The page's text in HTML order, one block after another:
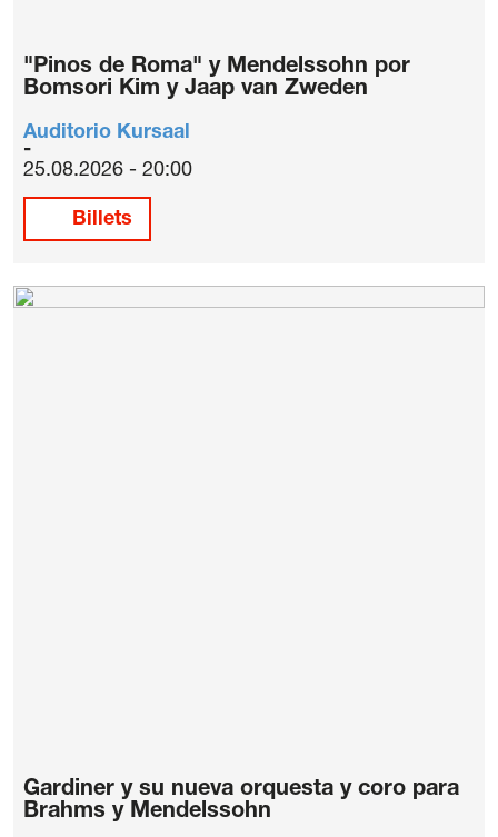
"Pinos de Roma" y Mendelssohn por
Bomsori Kim y Jaap van Zweden
Auditorio Kursaal
25.08.2026 - 20:00
Billets
Gardiner y su nueva orquesta y coro para
Brahms y Mendelssohn